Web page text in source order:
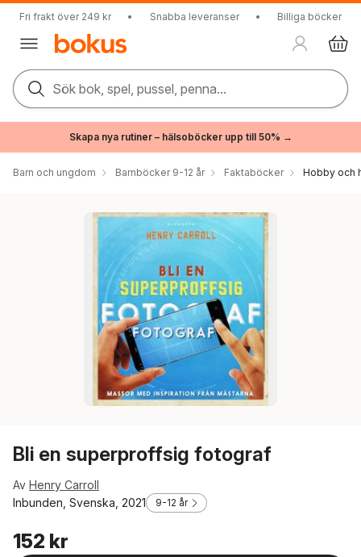
Fri frakt över 249 kr • Snabba leveranser • Billiga böcker
Sök bok, spel, pussel, penna...
Skapa nya rutiner – hälsoböcker upp till 50% →
Barn och ungdom Barnböcker 9-12 år Faktaböcker Hobby och
Bli en superproffsig fotograf
Av Henry Carroll
Inbunden, Svenska, 2021
9-12 år
152 kr